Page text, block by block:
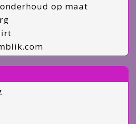
op maat